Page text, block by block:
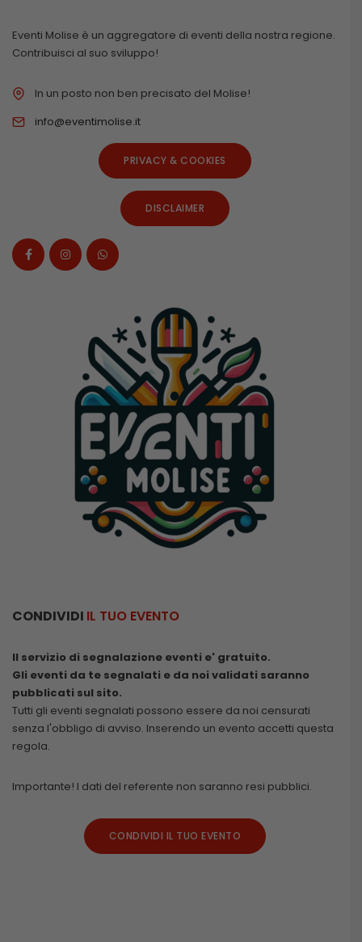
Eventi Molise è un aggregatore di eventi della nostra regione.
Contribuisci al suo sviluppo!
In un posto non ben precisato del Molise!
info@eventimolise.it
PRIVACY & COOKIES
DISCLAIMER
CONDIVIDI IL TUO EVENTO
Il servizio di segnalazione eventi e' gratuito.
Gli eventi da te segnalati e da noi validati saranno
pubblicati sul sito.
Tutti gli eventi segnalati possono essere da noi censurati
senza l'obbligo di avviso. Inserendo un evento accetti questa
regola.
Importante! I dati del referente non saranno resi pubblici.
CONDIVIDI IL TUO EVENTO